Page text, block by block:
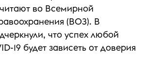
во Всемирной
(ВОЗ). В
что успех любой
19 будет зависеть от доверия